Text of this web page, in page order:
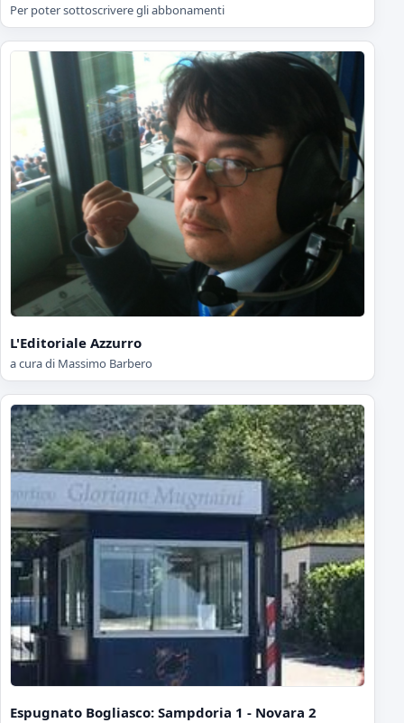
Per poter sottoscrivere gli abbonamenti
L'Editoriale Azzurro
a cura di Massimo Barbero
Espugnato Bogliasco: Sampdoria 1 - Novara 2